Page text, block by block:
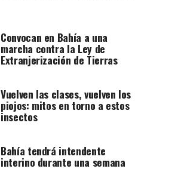
Convocan en Bahía a una
marcha contra la Ley de
Extranjerización de Tierras
Vuelven las clases, vuelven los
piojos: mitos en torno a estos
insectos
Bahía tendrá intendente
interino durante una semana